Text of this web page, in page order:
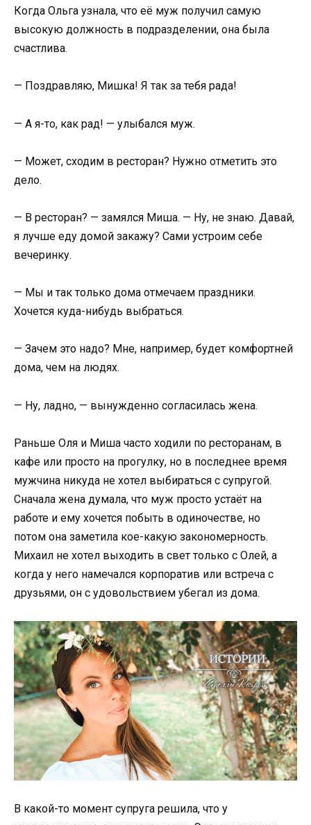
Когда Ольга узнала, что её муж получил самую
высокую должность в подразделении, она была
счастлива.
— Поздравляю, Мишка! Я так за тебя рада!
— А я-то, как рад! — улыбался муж.
— Может, сходим в ресторан? Нужно отметить это
дело.
— В ресторан? — замялся Миша. — Ну, не знаю. Давай,
я лучше еду домой закажу? Сами устроим себе
вечеринку.
— Мы и так только дома отмечаем праздники.
Хочется куда-нибудь выбраться.
— Зачем это надо? Мне, например, будет комфортней
дома, чем на людях.
— Ну, ладно, — вынужденно согласилась жена.
Раньше Оля и Миша часто ходили по ресторанам, в
кафе или просто на прогулку, но в последнее время
мужчина никуда не хотел выбираться с супругой.
Сначала жена думала, что муж просто устаёт на
работе и ему хочется побыть в одиночестве, но
потом она заметила кое-какую закономерность.
Михаил не хотел выходить в свет только с Олей, а
когда у него намечался корпоратив или встреча с
друзьями, он с удовольствием убегал из дома.
В какой-то момент супруга решила, что у